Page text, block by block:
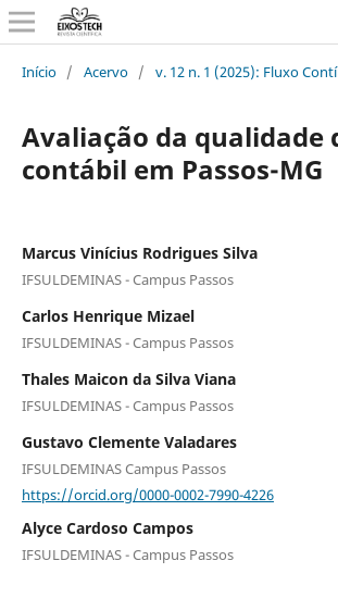
Início / Acervo / v. 12 n. 1 (2025): Fluxo
Avaliação da qualidade
contábil em Passos-MG
Marcus Vinícius Rodrigues Silva
IFSULDEMINAS - Campus Passos
Carlos Henrique Mizael
IFSULDEMINAS - Campus Passos
Thales Maicon da Silva Viana
IFSULDEMINAS - Campus Passos
Gustavo Clemente Valadares
IFSULDEMINAS Campus Passos
https://orcid.org/0000-0002-7990-4226
Alyce Cardoso Campos
IFSULDEMINAS - Campus Passos